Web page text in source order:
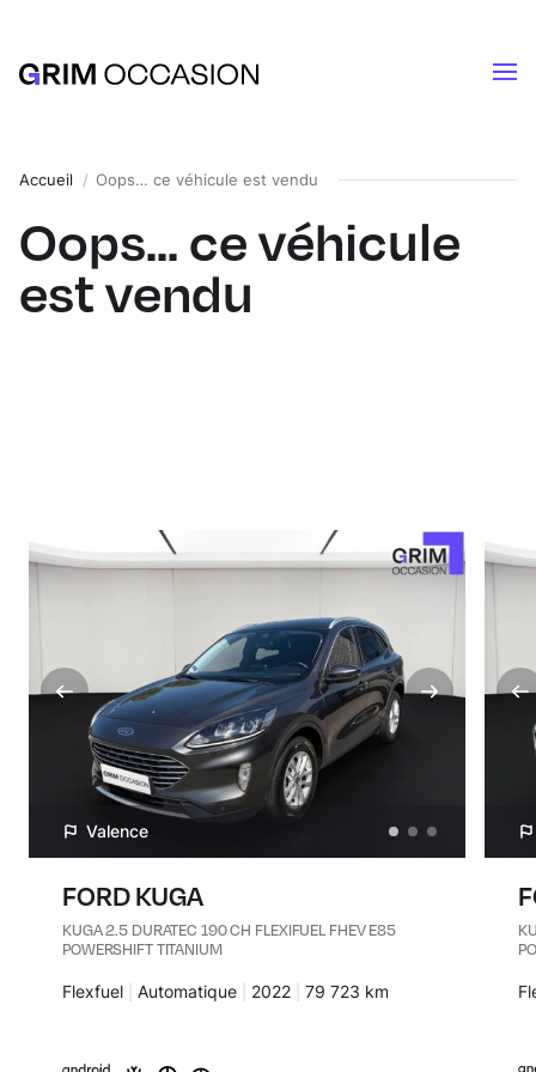
Accueil Oops… ce véhicule est vendu
Oops... ce véhicule
est vendu
Valence
FORD KUGA
KUGA 2.5 DURATEC 190 CH FLEXIFUEL FHEV E85
POWERSHIFT TITANIUM
Carburant :
Flexfuel Transmission :
Automatique Années :
2022 Kilomètres :
79 723 km